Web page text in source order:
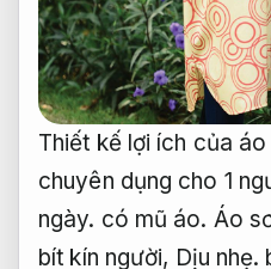
Thiết kế lợi ích của
chuyên dụng cho 1
ngày. có mũ áo. Áo
bít kín người, Dịu nhẹ.